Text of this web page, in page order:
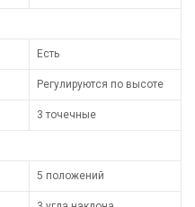
Есть
Регулируются по высоте
3 точечные
5 положений